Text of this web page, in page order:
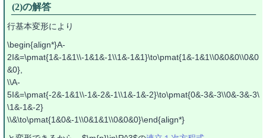
(2)の解答
行基本変形により
\begin{align*}A-
2I&=\pmat{1&-1&1\\-1&1&-1\\1&-1&1}\to\pmat{1&-1&1\\0&0&0\\0&0
&0},
\\A-
5I&=\pmat{-2&-1&1\\-1&-2&-1\\1&-1&-2}\to\pmat{0&-3&-3\\0&-3&-3\
\1&-1&-2}
\\&\to\pmat{1&0&-1\\0&1&1\\0&0&0}\end{align*}